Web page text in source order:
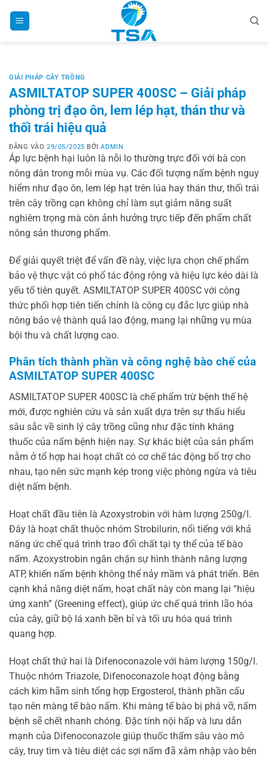
GIẢI PHÁP CÂY TRỒNG
ASMILTATOP SUPER 400SC – Giải pháp
phòng trị đạo ôn, lem lép hạt, thán thư và
thối trái hiệu quả
ĐĂNG VÀO29/05/2025 BỞIADMIN
Áp lực bệnh hại luôn là nỗi lo thường trực đối với bà con
nông dân trong mỗi mùa vụ. Các đối tượng nấm bệnh nguy
hiểm như đạo ôn, lem lép hạt trên lúa hay thán thư, thối trái
trên cây trồng cạn không chỉ làm sụt giảm năng suất
nghiêm trọng mà còn ảnh hưởng trực tiếp đến phẩm chất
nông sản thương phẩm.
Để giải quyết triệt để vấn đề này, việc lựa chọn chế phẩm
bảo vệ thực vật có phổ tác động rộng và hiệu lực kéo dài là
yếu tố tiên quyết. ASMILTATOP SUPER 400SC với công
thức phối hợp tiên tiến chính là công cụ đắc lực giúp nhà
nông bảo vệ thành quả lao động, mang lại những vụ mùa
bội thu và chất lượng cao.
Phân tích thành phần và công nghệ bào chế của
ASMILTATOP SUPER 400SC
ASMILTATOP SUPER 400SC là chế phẩm trừ bệnh thế hệ
mới, được nghiên cứu và sản xuất dựa trên sự thấu hiểu
sâu sắc về sinh lý cây trồng cũng như đặc tính kháng
thuốc của nấm bệnh hiện nay. Sự khác biệt của sản phẩm
nằm ở tổ hợp hai hoạt chất có cơ chế tác động bổ trợ cho
nhau, tạo nên sức mạnh kép trong việc phòng ngừa và tiêu
diệt nấm bệnh.
Hoạt chất đầu tiên là Azoxystrobin với hàm lượng 250g/l.
Đây là hoạt chất thuộc nhóm Strobilurin, nổi tiếng với khả
năng ức chế quá trình trao đổi chất tại ty thể của tế bào
nấm. Azoxystrobin ngăn chặn sự hình thành năng lượng
ATP, khiến nấm bệnh không thể nảy mầm và phát triển. Bên
cạnh khả năng diệt nấm, hoạt chất này còn mang lại “hiệu
ứng xanh” (Greening effect), giúp ức chế quá trình lão hóa
của cây, giữ bộ lá xanh bền bỉ và tối ưu hóa quá trình
quang hợp.
Hoạt chất thứ hai là Difenoconazole với hàm lượng 150g/l.
Thuộc nhóm Triazole, Difenoconazole hoạt động bằng
cách kìm hãm sinh tổng hợp Ergosterol, thành phần cấu
tạo nên màng tế bào nấm. Khi màng tế bào bị phá vỡ, nấm
bệnh sẽ chết nhanh chóng. Đặc tính nội hấp và lưu dẫn
mạnh của Difenoconazole giúp thuốc thấm sâu vào mô
cây, truy tìm và tiêu diệt các sợi nấm đã xâm nhập vào bên